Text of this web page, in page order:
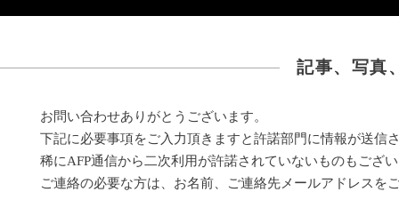
記事、写真
お問い合わせありがとうございます。
下記に必要事項をご入力頂きますと許諾部門に情報が送信
稀にAFP通信から二次利用が許諾されていないものもござ
ご連絡の必要な方は、お名前、ご連絡先メールアドレスを